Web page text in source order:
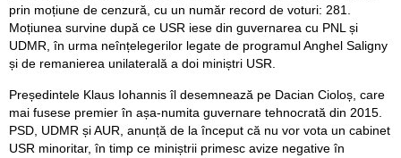
prin moțiune de cenzură, cu un număr record de voturi: 281.
Moțiunea survine după ce USR iese din guvernarea cu PNL și
UDMR, în urma neînțelegerilor legate de programul Anghel Saligny
și de remanierea unilaterală a doi miniștri USR.
Președintele Klaus Iohannis îl desemnează pe Dacian Cioloș, care
mai fusese premier în așa-numita guvernare tehnocrată din 2015.
PSD, UDMR și AUR, anunță de la început că nu vor vota un cabinet
USR minoritar, în timp ce miniștrii primesc avize negative în